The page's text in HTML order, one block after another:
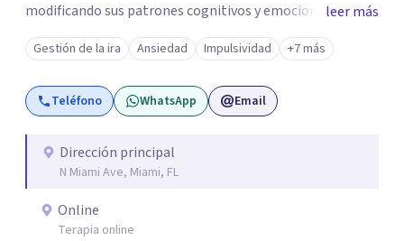
modificando sus patrones cognitivos y emocionales.
Abordo patologías específicas como trastornos de
ansiedad y del ánimo, y también crisis vitales y procesos
de crecimiento personal.
leer más
Gestión de la ira Ansiedad Impulsividad +7 más
Teléfono WhatsApp Email
Dirección principal
N Miami Ave, Miami, FL
Online
Terapia online